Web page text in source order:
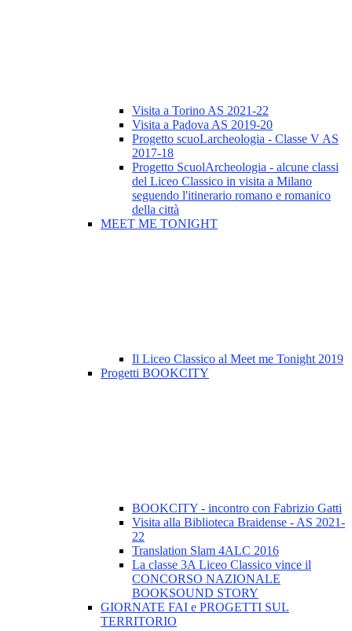
Visita a Torino AS 2021-22
Visita a Padova AS 2019-20
Progetto scuoLarcheologia - Classe V AS
2017-18
Progetto ScuolArcheologia - alcune classi
del Liceo Classico in visita a Milano
seguendo l'itinerario romano e romanico
della città
MEET ME TONIGHT
Il Liceo Classico al Meet me Tonight 2019
Progetti BOOKCITY
BOOKCITY - incontro con Fabrizio Gatti
Visita alla Biblioteca Braidense - AS 2021-
22
Translation Slam 4ALC 2016
La classe 3A Liceo Classico vince il
CONCORSO NAZIONALE
BOOKSOUND STORY
GIORNATE FAI e PROGETTI SUL
TERRITORIO